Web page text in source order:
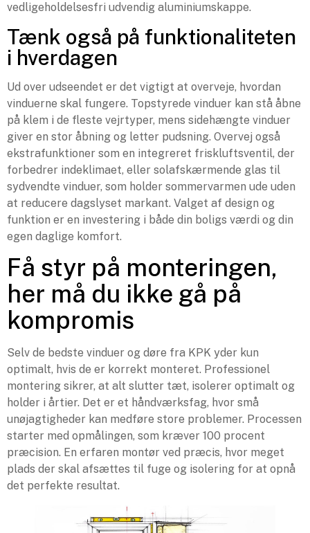
vedligeholdelsesfri udvendig aluminiumskappe.
Tænk også på funktionaliteten
i hverdagen
Ud over udseendet er det vigtigt at overveje, hvordan
vinduerne skal fungere. Topstyrede vinduer kan stå åbne
på klem i de fleste vejrtyper, mens sidehængte vinduer
giver en stor åbning og letter pudsning. Overvej også
ekstrafunktioner som en integreret friskluftsventil, der
forbedrer indeklimaet, eller solafskærmende glas til
sydvendte vinduer, som holder sommervarmen ude uden
at reducere dagslyset markant. Valget af design og
funktion er en investering i både din boligs værdi og din
egen daglige komfort.
Få styr på monteringen,
her må du ikke gå på
kompromis
Selv de bedste vinduer og døre fra KPK yder kun
optimalt, hvis de er korrekt monteret. Professionel
montering sikrer, at alt slutter tæt, isolerer optimalt og
holder i årtier. Det er et håndværksfag, hvor små
unøjagtigheder kan medføre store problemer. Processen
starter med opmålingen, som kræver 100 procent
præcision. En erfaren montør ved præcis, hvor meget
plads der skal afsættes til fuge og isolering for at opnå
det perfekte resultat.